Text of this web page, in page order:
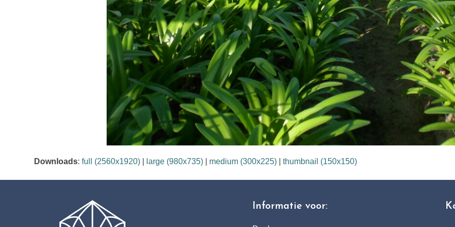
Downloads:full (2560x1920) large (980x735) medium (300x225) |thumbnail (150x150)
Informatie voor: